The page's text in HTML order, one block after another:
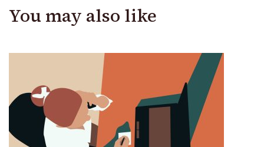
You may also like